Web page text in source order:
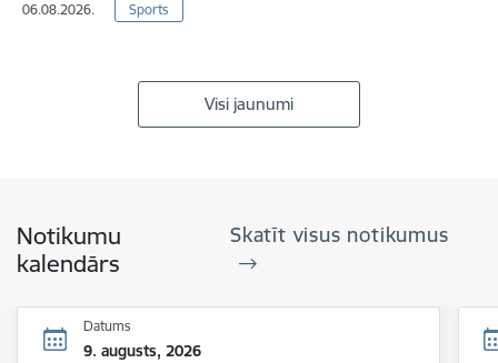
06.08.2026. Sports
Visi jaunumi
Notikumu
kalendārs
Skatīt visus notikumus
Datums
9. augusts, 2026